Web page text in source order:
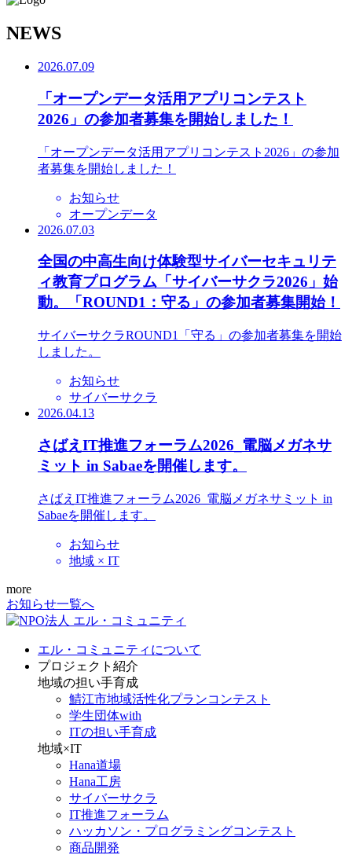
NEWS
2026.07.09
「オープンデータ活用アプリコンテスト
2026」の参加者募集を開始しました！
「オープンデータ活用アプリコンテスト2026」の参加
者募集を開始しました！
お知らせ
オープンデータ
2026.07.03
全国の中高生向け体験型サイバーセキュリテ
ィ教育プログラム「サイバーサクラ2026」始
動。「ROUND1：守る」の参加者募集開始！
サイバーサクラROUND1「守る」の参加者募集を開始
しました。
お知らせ
サイバーサクラ
2026.04.13
さばえIT推進フォーラム2026_電脳メガネサ
ミット in Sabaeを開催します。
さばえIT推進フォーラム2026_電脳メガネサミット in
Sabaeを開催します。
お知らせ
地域 × IT
more
お知らせ一覧へ
エル・コミュニティについて
プロジェクト紹介
地域の担い手育成
鯖江市地域活性化プランコンテスト
学生団体with
ITの担い手育成
地域×IT
Hana道場
Hana工房
サイバーサクラ
IT推進フォーラム
ハッカソン・プログラミングコンテスト
商品開発